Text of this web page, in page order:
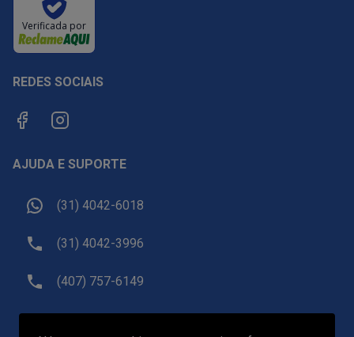
Verificada por
REDES SOCIAIS
AJUDA E SUPORTE
(31) 4042-6018
(31) 4042-3996
(407) 757-6149